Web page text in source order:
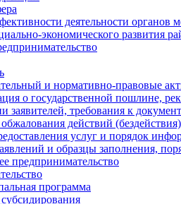
деятельности органов
экономического развития
и нормативно-правовые
о государственной пошлине,
заявителей, требования к
действий
услуг и порядок
и образцы заполнения,
предпринимательство
программа